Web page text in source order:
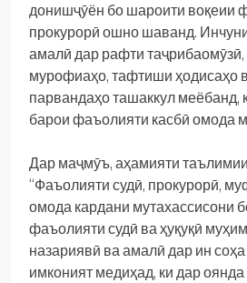
донишҷӯён бо шароити воқеии
прокурорӣ ошно шаванд.
амалӣ дар рафти
мурофиаҳо, тафтиши ҳодисаҳо
парвандаҳо ташаккул меёбанд,
барои фаъолияти касбӣ омода
Дар маҷмӯъ, аҳамияти
“Фаъолияти судӣ, прокурорӣ,
омода кардани мутахассисони
фаъолияти судӣ ва ҳуқуқӣ
назариявӣ ва амалӣ дар ин
имконият медиҳад, ки дар